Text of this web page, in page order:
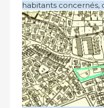
habitants concernés,